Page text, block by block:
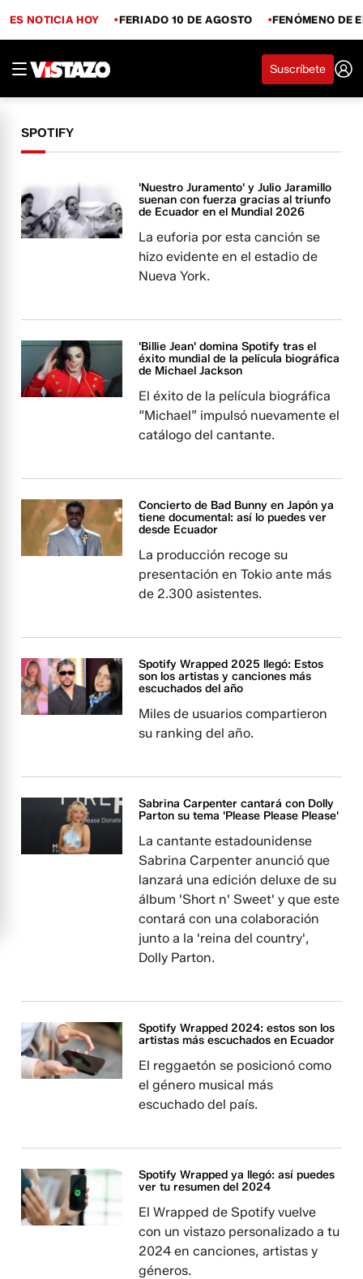
ES NOTICIA HOY FERIADO 10 DE AGOSTO FENÓMENO DE
Suscríbete
SPOTIFY
'Nuestro Juramento' y Julio Jaramillo
suenan con fuerza gracias al triunfo
de Ecuador en el Mundial 2026
La euforia por esta canción se
hizo evidente en el estadio de
Nueva York.
'Billie Jean' domina Spotify tras el
éxito mundial de la película biográfica
de Michael Jackson
El éxito de la película biográfica
“Michael” impulsó nuevamente el
catálogo del cantante.
Concierto de Bad Bunny en Japón ya
tiene documental: así lo puedes ver
desde Ecuador
La producción recoge su
presentación en Tokio ante más
de 2.300 asistentes.
Spotify Wrapped 2025 llegó: Estos
son los artistas y canciones más
escuchados del año
Miles de usuarios compartieron
su ranking del año.
Sabrina Carpenter cantará con Dolly
Parton su tema 'Please Please Please'
La cantante estadounidense
Sabrina Carpenter anunció que
lanzará una edición deluxe de su
álbum 'Short n' Sweet' y que este
contará con una colaboración
junto a la 'reina del country',
Dolly Parton.
Spotify Wrapped 2024: estos son los
artistas más escuchados en Ecuador
El reggaetón se posicionó como
el género musical más
escuchado del país.
Spotify Wrapped ya llegó: así puedes
ver tu resumen del 2024
El Wrapped de Spotify vuelve
con un vistazo personalizado a tu
2024 en canciones, artistas y
géneros.